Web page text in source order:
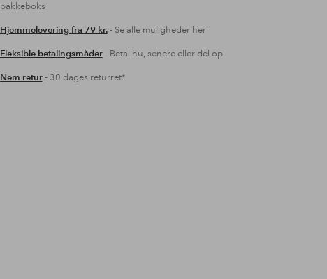
pakkeboks
Hjemmelevering fra 79 kr.- Se alle muligheder her
Fleksible betalingsmåder- Betal nu, senere eller del op
Nem retur- 30 dages returret*